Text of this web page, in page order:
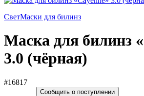
СветМаски для билинз
Маска для билинз
3.0 (чёрная)
#16817
Сообщить о поступлении